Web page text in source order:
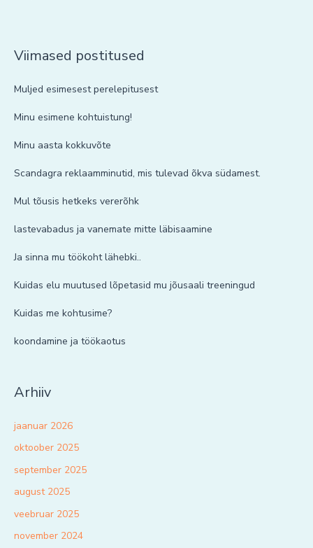
Viimased postitused
Muljed esimesest perelepitusest
Minu esimene kohtuistung!
Minu aasta kokkuvõte
Scandagra reklaamminutid, mis tulevad õkva südamest.
Mul tõusis hetkeks vererõhk
lastevabadus ja vanemate mitte läbisaamine
Ja sinna mu töökoht lähebki..
Kuidas elu muutused lõpetasid mu jõusaali treeningud
Kuidas me kohtusime?
koondamine ja töökaotus
Arhiiv
jaanuar 2026
oktoober 2025
september 2025
august 2025
veebruar 2025
november 2024